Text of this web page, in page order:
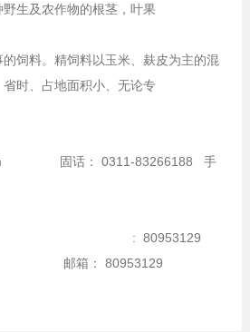
生及农作物的根茎，叶果
饲料。精饲料以玉米、麸皮为主的混
时、占地面积小、无论专
固话： 0311-83266188 手
: 80953129